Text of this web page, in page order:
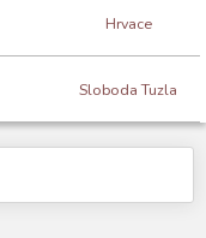
Hrvace
Sloboda Tuzla